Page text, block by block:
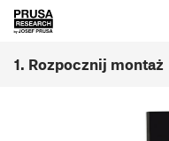
1. Rozpocznij montaż